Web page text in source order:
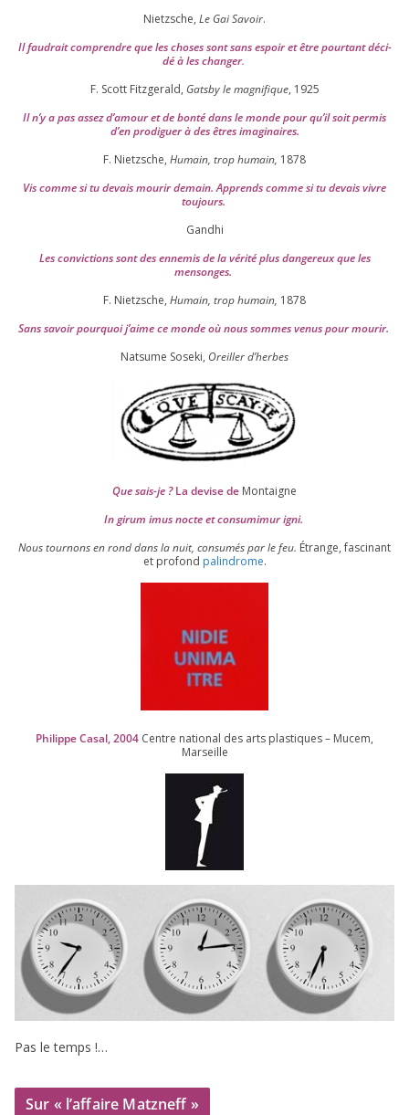
Nietzsche, Le Gai Savoir.
Il fau­drait com­prendre que les choses sont sans espoir et être pour­tant déci­
dé à les chan­ger.
F. Scott Fitzgerald, Gatsby le magni­fique, 1925
Il n’y a pas assez d’a­mour et de bon­té dans le monde pour qu’il soit per­mis
d’en pro­di­guer à des êtres imaginaires.
F. Nietzsche, Humain, trop humain, 1878
Vis comme si tu devais mou­rir demain. Apprends comme si tu devais vivre
toujours.
Gandhi
Les convic­tions sont des enne­mis de la véri­té plus dan­ge­reux que les
mensonges.
F. Nietzsche, Humain, trop humain, 1878
Sans savoir pour­quoi j’aime ce monde où nous sommes venus pour mourir.
Natsume Soseki, Oreiller d’herbes
Que sais-je ?La devise de Montaigne
In girum imus nocte et consu­mi­mur igni.
Nous tour­nons en rond dans la nuit, consu­més par le feu. Étrange, fas­ci­nant
et pro­fond palin­drome.
Philippe Casal,2004 Centre natio­nal des arts plas­tiques – Mucem,
Marseille
Pas le temps !…
Sur « l’affaire Matzneff »